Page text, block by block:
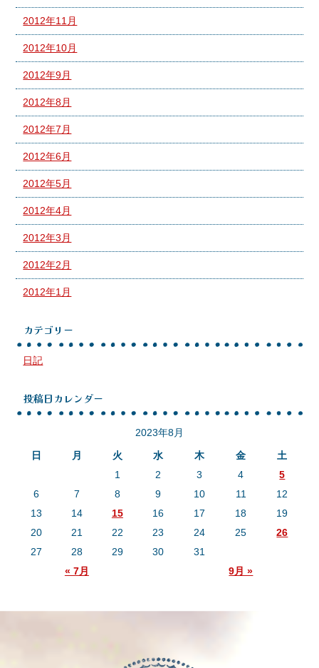
2012年11月
2012年10月
2012年9月
2012年8月
2012年7月
2012年6月
2012年5月
2012年4月
2012年3月
2012年2月
2012年1月
カテゴリー
日記
投稿日カレンダー
2023年8月
日
月 火 水 木 金 土
« 7月 9月 »
1 2 3 4
5
6
7 8 9 10 11
12
13
14 15 16 17 18
19
20
21 22 23 24 25
26
27
28 29 30 31